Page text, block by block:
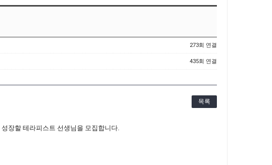
273회 연결
435회 연결
목록
장할 테라피스트 선생님을 모집합니다.